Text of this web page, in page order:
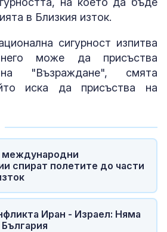
в Близкия изток.
сигурност изпитва
може да присъства
на "Възраждане", смята
иска да присъства на
международни
спират полетите до части
Иран - Израел: Няма